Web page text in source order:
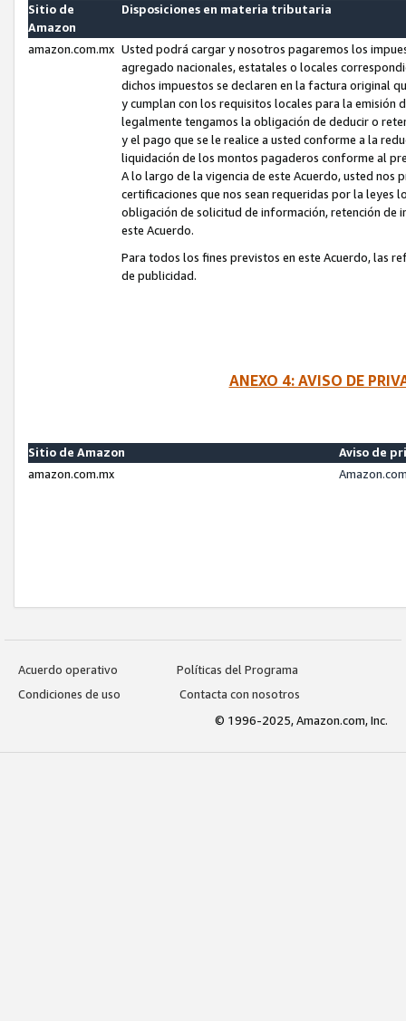
Sitio de
Amazon
Disposiciones en materia tributaria
amazon.com.mx Usted podrá cargar y nosotros pagaremos los
agregado nacionales, estatales o locales
dichos impuestos se declaren en la factura original
y cumplan con los requisitos locales para la emisión
legalmente tengamos la obligación de deducir o
y el pago que se le realice a usted conforme a la
liquidación de los montos pagaderos conforme al
A lo largo de la vigencia de este Acuerdo, usted
certificaciones que nos sean requeridas por la leyes
obligación de solicitud de información, retención de
este Acuerdo.
Para todos los fines previstos en este Acuerdo, las
de publicidad.
ANEXO 4: AVISO DE
Sitio de Amazon
Aviso de
amazon.com.mx
Acuerdo operativo
Políticas del Programa
Condiciones de uso
Contacta con nosotros
© 1996-2025, Amazon.com, Inc.